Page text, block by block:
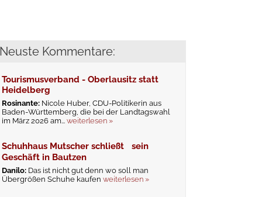
Neuste Kommentare:
Tourismusverband - Oberlausitz statt
Heidelberg
Rosinante: Nicole Huber, CDU-Politikerin aus
Baden-Württemberg, die bei der Landtagswahl
im März 2026 am...weiterlesen »
Schuhhaus Mutscher schließt sein
Geschäft in Bautzen
Danilo: Das ist nicht gut denn wo soll man
Übergrößen Schuhe kaufenweiterlesen »